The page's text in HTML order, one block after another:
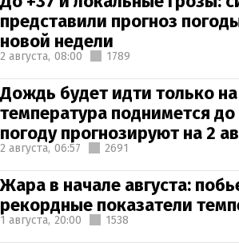
представили прогноз
новой недели
2 августа, 08:00 1789
Дождь будет идти только
температура поднимется
погоду прогнозируют на 2
2 августа, 06:57 2691
Жара в начале августа:
рекордные показатели
1 августа, 20:00 1538